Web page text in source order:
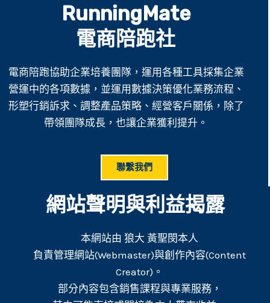
RunningMate
電商陪跑社
電商陪跑協助企業培養團隊，運用各種工具採集企業
營運中的各項數據，並運用數據決策優化業務流程、
形塑行銷訴求、調整產品策略、經營客戶關係，除了
帶領團隊成長，也讓企業獲利提升。
聯繫我們
網站聲明與利益揭露
本網站由 狼大 黃聖閔本人
負責管理網站(Webmaster)與創作內容(Content
Creator)。
部分內容包含銷售課程與專業服務，